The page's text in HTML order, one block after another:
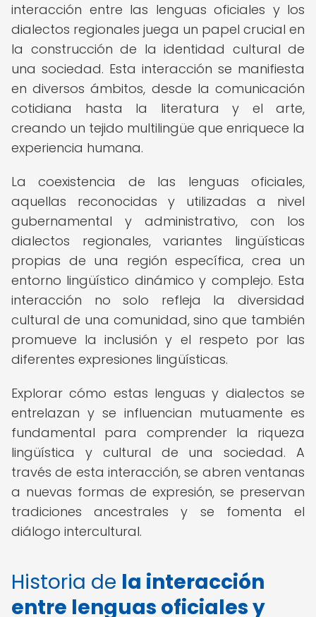
interacción entre las lenguas oficiales y los
dialectos regionales juega un papel crucial en
la construcción de la identidad cultural de
una sociedad. Esta interacción se manifiesta
en diversos ámbitos, desde la comunicación
cotidiana hasta la literatura y el arte,
creando un tejido multilingüe que enriquece la
experiencia humana.
La coexistencia de las lenguas oficiales,
aquellas reconocidas y utilizadas a nivel
gubernamental y administrativo, con los
dialectos regionales, variantes lingüísticas
propias de una región específica, crea un
entorno lingüístico dinámico y complejo. Esta
interacción no solo refleja la diversidad
cultural de una comunidad, sino que también
promueve la inclusión y el respeto por las
diferentes expresiones lingüísticas.
Explorar cómo estas lenguas y dialectos se
entrelazan y se influencian mutuamente es
fundamental para comprender la riqueza
lingüística y cultural de una sociedad. A
través de esta interacción, se abren ventanas
a nuevas formas de expresión, se preservan
tradiciones ancestrales y se fomenta el
diálogo intercultural.
Historia de la interacción
entre lenguas oficiales y